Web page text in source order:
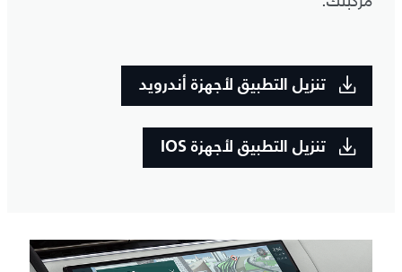
تنزيل التطبيق لأجهزة أندرويد
تنزيل التطبيق لأجهزة IOS